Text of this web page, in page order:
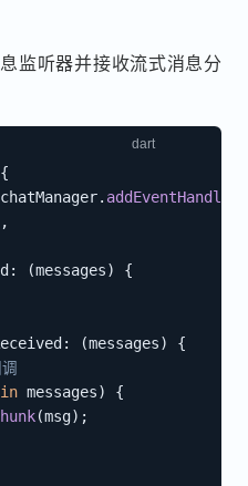
监听器并接收流式消息分
{
chatManager. addEventHandler
,
: (messages)
{
: (messages)
{
in messages)
{
(msg) ;